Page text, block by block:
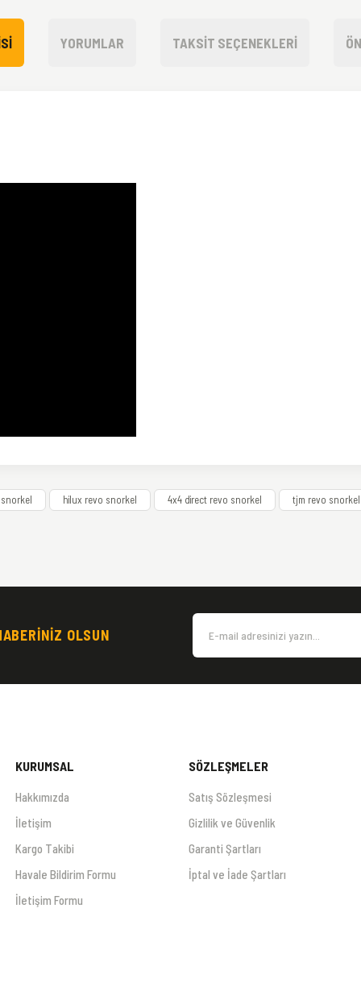
YORUMLAR TAKSIT SEÇENEKLERI
gördüğünüz noktaları öneri formunu kullanarak tarafımıza iletebilirsiniz.
hilux revo snorkel 4x4 direct revo snorkel tjm revo snorkel
OLSUN
KURUMSAL
Hakkımızda
İletişim
Kargo Takibi
Havale Bildirim Formu
İletişim Formu
SÖZLEŞMELER
Satış Sözleşmesi
Gizlilik ve Güvenlik
Garanti Şartları
İptal ve İade Şartları